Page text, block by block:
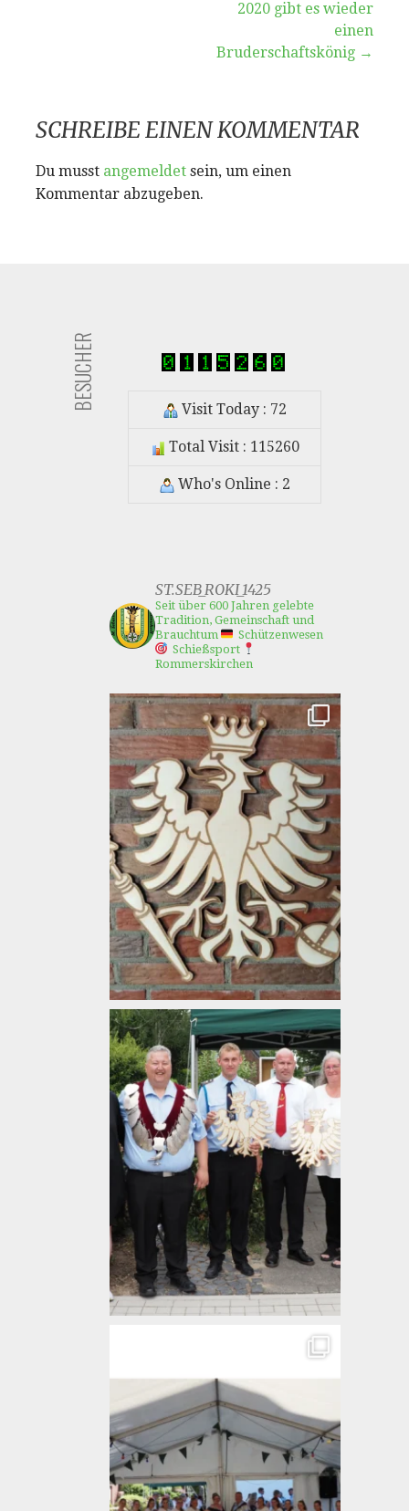
Beitragsnavigation2020 gibt es wieder
einen
Bruderschaftskönig →
SCHREIBE EINEN KOMMENTAR
Du musst angemeldet sein, um einen
Kommentar abzugeben.
BESUCHER Visit Today : 72
Total Visit : 115260
Who's Online : 2
ST.SEB_ROKI_1425
Seit über 600 Jahren gelebte
Tradition, Gemeinschaft und
Brauchtum
Schützenwesen
Schießsport
Rommerskirchen